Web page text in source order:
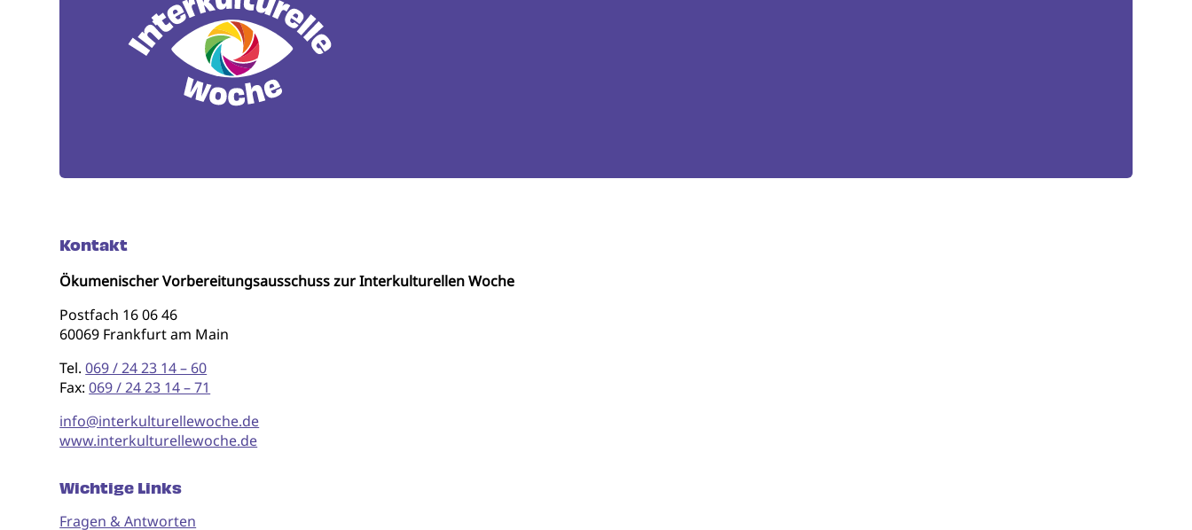
Kontakt
Ökumenischer Vorbereitungsausschuss zur Interkulturellen Woche
Postfach 16 06 46
60069 Frankfurt am Main
Tel.069 / 24 23 14 – 60
Fax:069 / 24 23 14 – 71
info@interkulturellewoche.de
www.interkulturellewoche.de
Wichtige Links
Fragen & Antworten